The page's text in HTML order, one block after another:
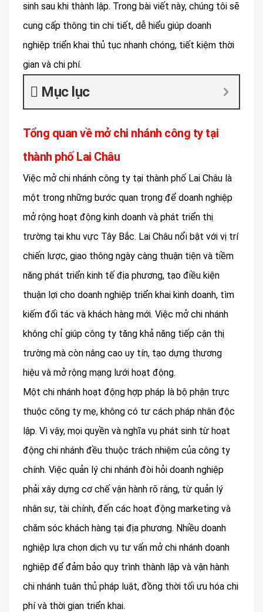
sinh sau khi thành lập. Trong bài viết này, chúng tôi sẽ
cung cấp thông tin chi tiết, dễ hiểu giúp doanh
nghiệp triển khai thủ tục nhanh chóng, tiết kiệm thời
gian và chi phí.
Mục lục
Tổng quan về mở chi nhánh công ty tại
thành phố Lai Châu
Việc mở chi nhánh công ty tại thành phố Lai Châu là
một trong những bước quan trọng để doanh nghiệp
mở rộng hoạt động kinh doanh và phát triển thị
trường tại khu vực Tây Bắc. Lai Châu nổi bật với vị trí
chiến lược, giao thông ngày càng thuận tiện và tiềm
năng phát triển kinh tế địa phương, tạo điều kiện
thuận lợi cho doanh nghiệp triển khai kinh doanh, tìm
kiếm đối tác và khách hàng mới. Việc mở chi nhánh
không chỉ giúp công ty tăng khả năng tiếp cận thị
trường mà còn nâng cao uy tín, tạo dựng thương
hiệu và mở rộng mạng lưới hoạt động.
Một chi nhánh hoạt động hợp pháp là bộ phận trực
thuộc công ty mẹ, không có tư cách pháp nhân độc
lập. Vì vậy, mọi quyền và nghĩa vụ phát sinh từ hoạt
động chi nhánh đều thuộc trách nhiệm của công ty
chính. Việc quản lý chi nhánh đòi hỏi doanh nghiệp
phải xây dựng cơ chế vận hành rõ ràng, từ quản lý
nhân sự, tài chính, đến các hoạt động marketing và
chăm sóc khách hàng tại địa phương. Nhiều doanh
nghiệp lựa chọn dịch vụ tư vấn mở chi nhánh doanh
nghiệp để đảm bảo quy trình thành lập và vận hành
chi nhánh tuân thủ pháp luật, đồng thời tối ưu hóa chi
phí và thời gian triển khai.